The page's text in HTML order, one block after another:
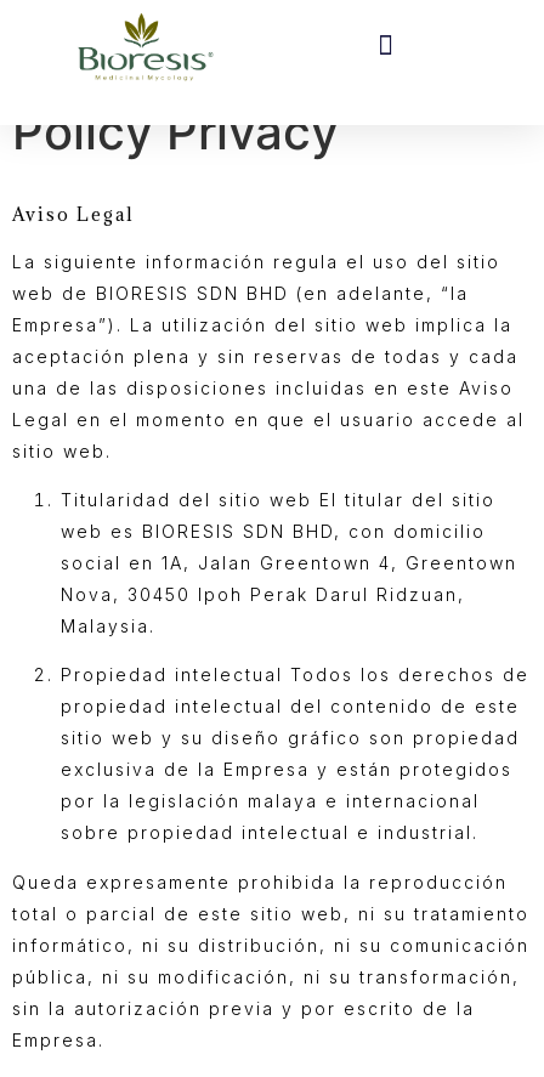
Policy Privacy
Aviso Legal
La siguiente información regula el uso del sitio
web de BIORESIS SDN BHD (en adelante, “la
Empresa”). La utilización del sitio web implica la
aceptación plena y sin reservas de todas y cada
una de las disposiciones incluidas en este Aviso
Legal en el momento en que el usuario accede al
sitio web.
Titularidad del sitio web El titular del sitio
web es BIORESIS SDN BHD, con domicilio
social en 1A, Jalan Greentown 4, Greentown
Nova, 30450 Ipoh Perak Darul Ridzuan,
Malaysia.
Propiedad intelectual Todos los derechos de
propiedad intelectual del contenido de este
sitio web y su diseño gráfico son propiedad
exclusiva de la Empresa y están protegidos
por la legislación malaya e internacional
sobre propiedad intelectual e industrial.
Queda expresamente prohibida la reproducción
total o parcial de este sitio web, ni su tratamiento
informático, ni su distribución, ni su comunicación
pública, ni su modificación, ni su transformación,
sin la autorización previa y por escrito de la
Empresa.